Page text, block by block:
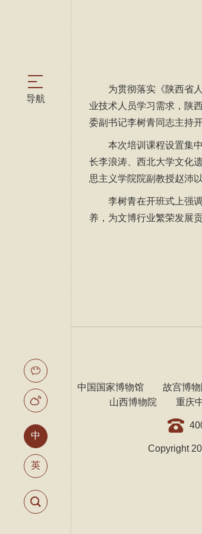
中
英
为贯彻落实《陕西省
业技术人员学习需求，陕
委副书记李树青同志主持开
本次培训课程设置集
长李浪涛、西北大学文化
思主义学院院副教授赵沛
李树青在开班式上强
养，为文博行业繁荣发展
友情链接： 中国国家博物馆 故宫博物
山西博物院
重庆
Copyright